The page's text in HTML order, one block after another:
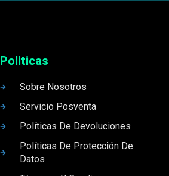
Politicas
Sobre Nosotros
Servicio Posventa
Políticas De Devoluciones
Políticas De Protección De
Datos